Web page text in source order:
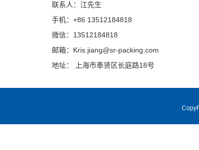
联系人：江先生
手机：+86 13512184818
微信：13512184818
邮箱：Kris.jiang@sr-packing.com
地址： 上海市奉贤区长庭路18号